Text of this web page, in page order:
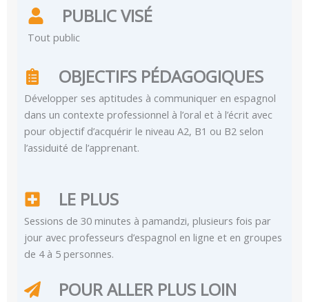
PUBLIC VISÉ
Tout public
OBJECTIFS PÉDAGOGIQUES
Développer ses aptitudes à communiquer en espagnol
dans un contexte professionnel à l’oral et à l’écrit avec
pour objectif d’acquérir le niveau A2, B1 ou B2 selon
l’assiduité de l’apprenant.
LE PLUS
Sessions de 30 minutes à pamandzi, plusieurs fois par
jour avec professeurs d’espagnol en ligne et en groupes
de 4 à 5 personnes.
POUR ALLER PLUS LOIN